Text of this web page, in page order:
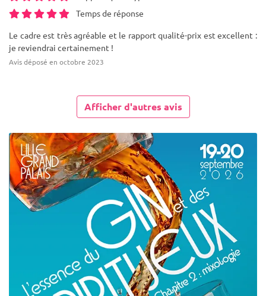
Temps de réponse
Le cadre est très agréable et le rapport qualité-prix est excellent :
je reviendrai certainement !
Avis déposé en octobre 2023
Afficher d'autres avis